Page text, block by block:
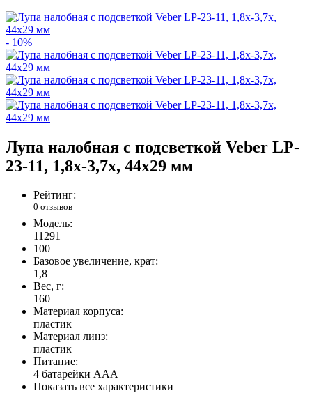
- 10%
Лупа налобная с подсветкой Veber LP-
23-11, 1,8x-3,7x, 44x29 мм
Рейтинг:
0 отзывов
Модель:
11291
100
Базовое увеличение, крат:
1,8
Вес, г:
160
Материал корпуса:
пластик
Материал линз:
пластик
Питание:
4 батарейки AAA
Показать все характеристики